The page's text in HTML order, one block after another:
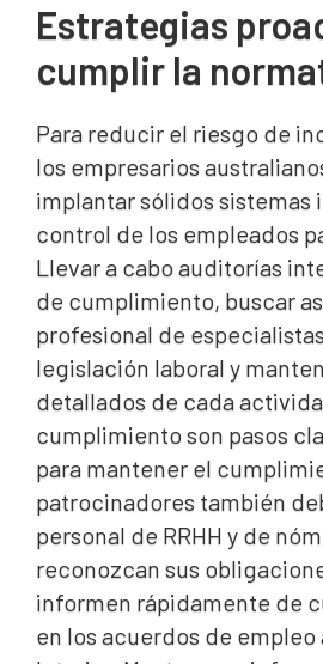
Estrategias
cumplir la
Para reducir el riesgo de
los empresarios
implantar sólidos sistemas
control de los empleados
Llevar a cabo auditorías
de cumplimiento, buscar
profesional de
legislación laboral y
detallados de cada
cumplimiento son pasos
para mantener el
patrocinadores también
personal de RRHH y de
reconozcan sus
informen rápidamente de
en los acuerdos de